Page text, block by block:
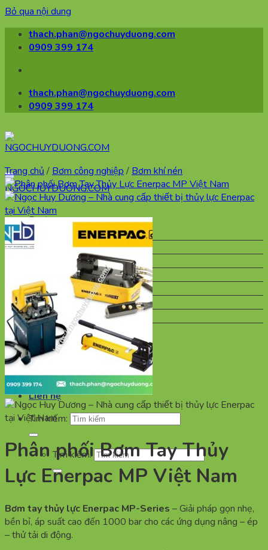
Bỏ qua nội dung
thach.phan@ngochuyduong.com
0909 399 174
thach.phan@ngochuyduong.com
0909 399 174
Danh mục
Biến Tần
Bơm Ly Tâm
Van điện tử
Bơm công nghiệp
Bơm chìm
Bộ mã hóa tuyệt đối
Động cơ giảm tốc
Hộp Số
Trang chủ
Giới thiệu
Sản Phẩm
Tin tức
Liên hệ
Tìm kiếm:
Tìm kiếm:
Trang chủ / Bơm công nghiệp / Bơm khí nén
Phân phối Bơm Tay Thủy
Lực Enerpac MP Việt Nam
Bơm tay thủy lực Enerpac MP-Series – Giải pháp gọn nhẹ,
bền bỉ, áp suất cao đến 1000 bar cho các ứng dụng nâng – ép
– thử tải di động.